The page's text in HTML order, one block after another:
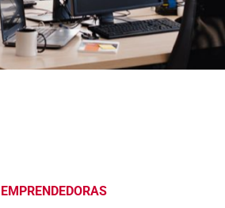
EMPRENDEDORAS